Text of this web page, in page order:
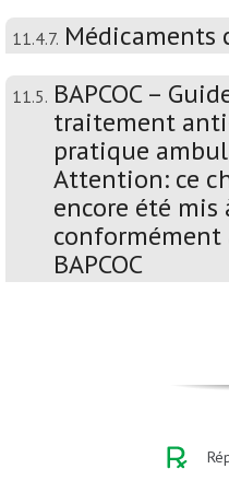
11.4.7. Médicaments
11.5. BAPCOC –
traitement
pratique
Attention: ce
encore été mis
BAPCOC